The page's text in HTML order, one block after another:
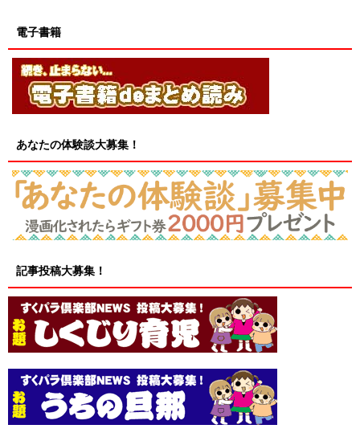
電子書籍
あなたの体験談大募集！
記事投稿大募集！